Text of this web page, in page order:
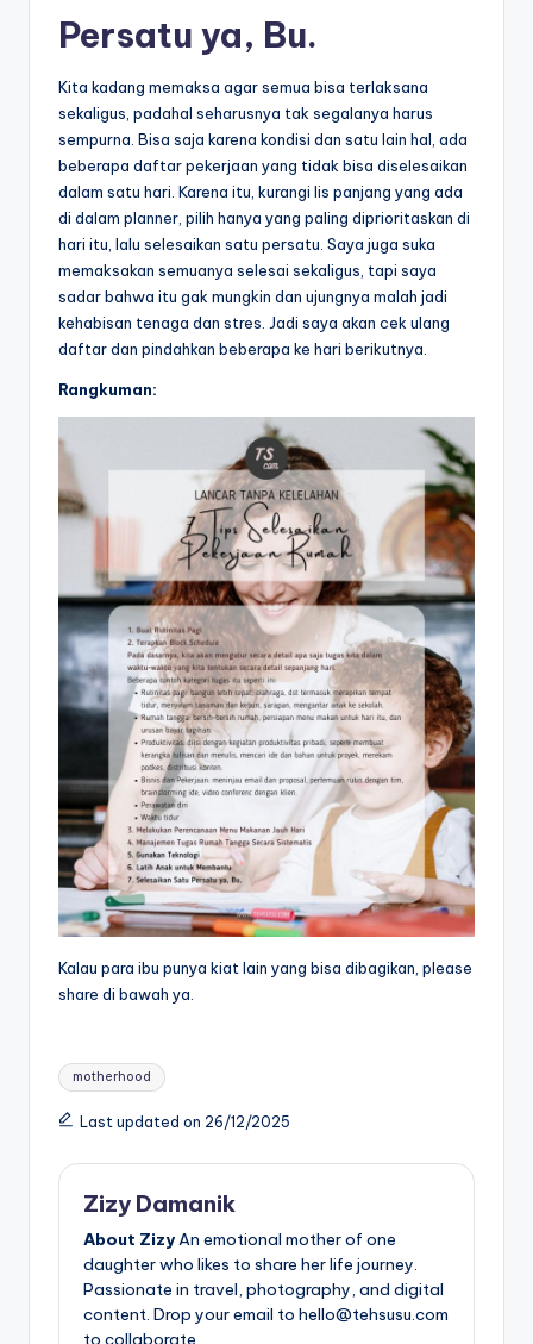
Persatu ya, Bu.
Kita kadang memaksa agar semua bisa terlaksana
sekaligus, padahal seharusnya tak segalanya harus
sempurna. Bisa saja karena kondisi dan satu lain hal, ada
beberapa daftar pekerjaan yang tidak bisa diselesaikan
dalam satu hari. Karena itu, kurangi lis panjang yang ada
di dalam planner, pilih hanya yang paling diprioritaskan di
hari itu, lalu selesaikan satu persatu. Saya juga suka
memaksakan semuanya selesai sekaligus, tapi saya
sadar bahwa itu gak mungkin dan ujungnya malah jadi
kehabisan tenaga dan stres. Jadi saya akan cek ulang
daftar dan pindahkan beberapa ke hari berikutnya.
Rangkuman:
Kalau para ibu punya kiat lain yang bisa dibagikan, please
share di bawah ya.
Tags:
motherhood
Last updated on 26/12/2025
Zizy Damanik
About Zizy An emotional mother of one
daughter who likes to share her life journey.
Passionate in travel, photography, and digital
content. Drop your email to hello@tehsusu.com
to collaborate.